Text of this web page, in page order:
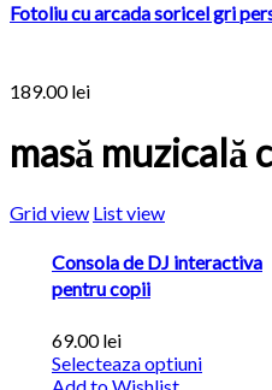
Fotoliu cu arcada soricel gri
189.00 lei
masă muzicală
Grid view List view
Consola de DJ interactiva
pentru copii
69.00 lei
Selecteaza optiuni